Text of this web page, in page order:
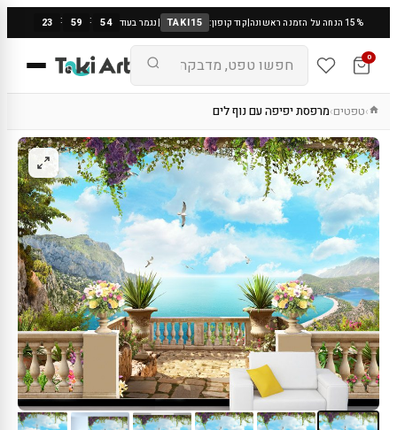
15% הנחה על הזמנה ראשונה |קוד קופון: TAKI15
|נגמר בעוד 23 : 59 : 53
0
›טפטים›מרפסת יפיפה עם נוף לים